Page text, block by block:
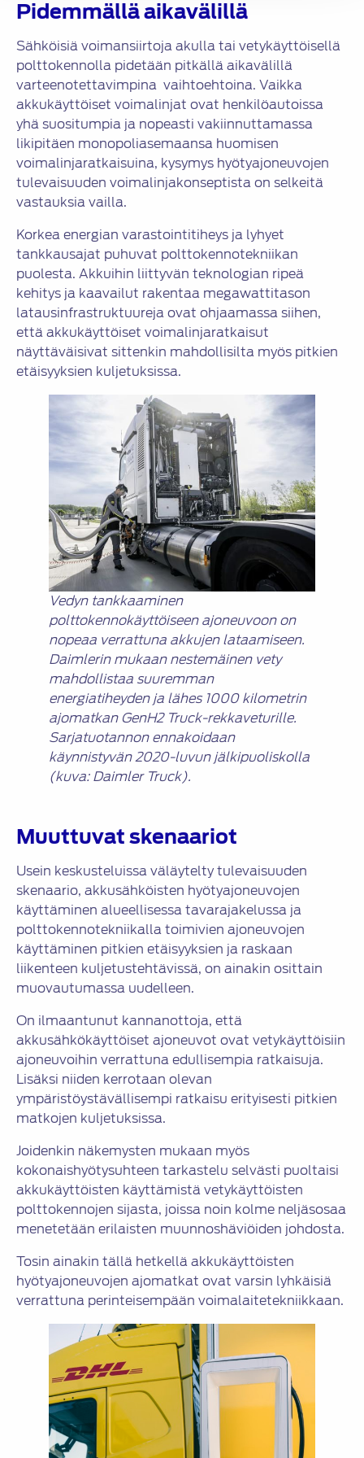
Pidemmällä aikavälillä
Sähköisiä voimansiirtoja akulla tai vetykäyttöisellä
polttokennolla pidetään pitkällä aikavälillä
varteenotettavimpina vaihtoehtoina. Vaikka
akkukäyttöiset voimalinjat ovat henkilöautoissa
yhä suositumpia ja nopeasti vakiinnuttamassa
likipitäen monopoliasemaansa huomisen
voimalinjaratkaisuina, kysymys hyötyajoneuvojen
tulevaisuuden voimalinjakonseptista on selkeitä
vastauksia vailla.
Korkea energian varastointitiheys ja lyhyet
tankkausajat puhuvat polttokennotekniikan
puolesta. Akkuihin liittyvän teknologian ripeä
kehitys ja kaavailut rakentaa megawattitason
latausinfrastruktuureja ovat ohjaamassa siihen,
että akkukäyttöiset voimalinjaratkaisut
näyttäväisivat sittenkin mahdollisilta myös pitkien
etäisyyksien kuljetuksissa.
Vedyn tankkaaminen
polttokennokäyttöiseen ajoneuvoon on
nopeaa verrattuna akkujen lataamiseen.
Daimlerin mukaan nestemäinen vety
mahdollistaa suuremman
energiatiheyden ja lähes 1000 kilometrin
ajomatkan GenH2 Truck-rekkaveturille.
Sarjatuotannon ennakoidaan
käynnistyvän 2020-luvun jälkipuoliskolla
(kuva: Daimler Truck).
Muuttuvat skenaariot
Usein keskusteluissa väläytelty tulevaisuuden
skenaario, akkusähköisten hyötyajoneuvojen
käyttäminen alueellisessa tavarajakelussa ja
polttokennotekniikalla toimivien ajoneuvojen
käyttäminen pitkien etäisyyksien ja raskaan
liikenteen kuljetustehtävissä, on ainakin osittain
muovautumassa uudelleen.
On ilmaantunut kannanottoja, että
akkusähkökäyttöiset ajoneuvot ovat vetykäyttöisiin
ajoneuvoihin verrattuna edullisempia ratkaisuja.
Lisäksi niiden kerrotaan olevan
ympäristöystävällisempi ratkaisu erityisesti pitkien
matkojen kuljetuksissa.
Joidenkin näkemysten mukaan myös
kokonaishyötysuhteen tarkastelu selvästi puoltaisi
akkukäyttöisten käyttämistä vetykäyttöisten
polttokennojen sijasta, joissa noin kolme neljäsosaa
menetetään erilaisten muunnoshäviöiden johdosta.
Tosin ainakin tällä hetkellä akkukäyttöisten
hyötyajoneuvojen ajomatkat ovat varsin lyhkäisiä
verrattuna perinteisempään voimalaitetekniikkaan.